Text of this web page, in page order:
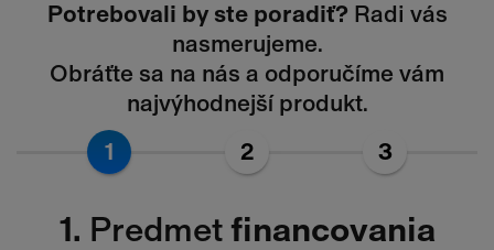
Potrebovali by ste poradiť? Radi vás
nasmerujeme.
Obráťte sa na nás a odporučíme vám
najvýhodnejší produkt.
1
2 3
1. Predmet financovania